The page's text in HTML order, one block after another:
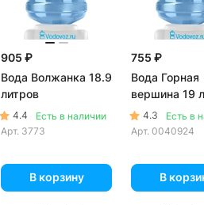
905 ₽
Вода Волжанка 18.9
литров
4.4
Есть в наличии
Арт. 3773
В корзину
755 ₽
Вода Горная
вершина 19
4.3
Есть в
Арт. 0040924
В